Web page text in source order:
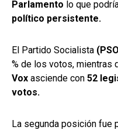
Parlamento lo que
político persistente.
El Partido Socialista
% de los votos, mientras
Vox asciende con 52
votos.
La segunda posición fue